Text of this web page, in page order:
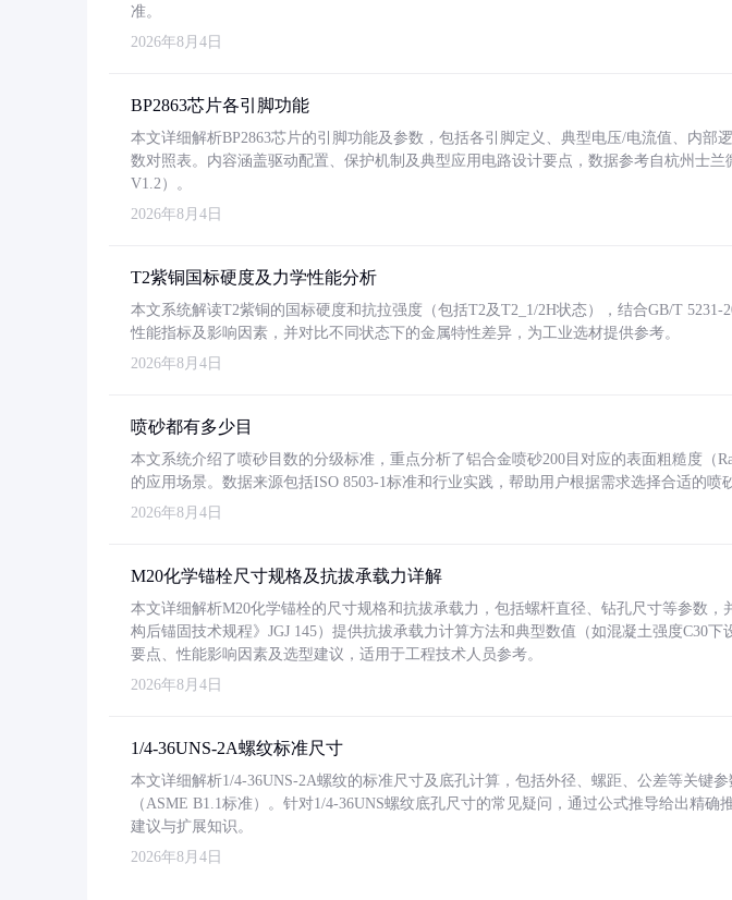
准。
2026年8月4日
BP2863芯片各引脚功能
本文详细解析BP2863芯片的引脚功能及参数，包括各引脚定义、典型电压/电流值、内部
数对照表。内容涵盖驱动配置、保护机制及典型应用电路设计要点，数据参考自杭州士兰
V1.2）。
2026年8月4日
T2紫铜国标硬度及力学性能分析
本文系统解读T2紫铜的国标硬度和抗拉强度（包括T2及T2_1/2H状态），结合GB/T 5231-
性能指标及影响因素，并对比不同状态下的金属特性差异，为工业选材提供参考。
2026年8月4日
喷砂都有多少目
本文系统介绍了喷砂目数的分级标准，重点分析了铝合金喷砂200目对应的表面粗糙度（
的应用场景。数据来源包括ISO 8503-1标准和行业实践，帮助用户根据需求选择合适的喷
2026年8月4日
M20化学锚栓尺寸规格及抗拔承载力详解
本文详细解析M20化学锚栓的尺寸规格和抗拔承载力，包括螺杆直径、钻孔尺寸等参数，
构后锚固技术规程》JGJ 145）提供抗拔承载力计算方法和典型数值（如混凝土强度C30下
要点、性能影响因素及选型建议，适用于工程技术人员参考。
2026年8月4日
1/4-36UNS-2A螺纹标准尺寸
本文详细解析1/4-36UNS-2A螺纹的标准尺寸及底孔计算，包括外径、螺距、公差等关键
（ASME B1.1标准）。针对1/4-36UNS螺纹底孔尺寸的常见疑问，通过公式推导给出精确
建议与扩展知识。
2026年8月4日